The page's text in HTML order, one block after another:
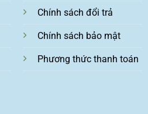
Chính sách đổi trả
Chính sách bảo mật
Phương thức thanh toán